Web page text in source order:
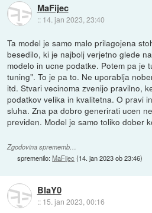
MaFijec
:: 14. jan 2023, 23:40
Ta model je samo malo prilagojena
besedilo, ki je najbolj verjetno glede
modelo in ucne podatke. Potem pa je
tuning". To je pa to. Ne uporablja
itd. Stvari vecinoma zvenijo pravilno,
podatkov velika in kvalitetna. O pravi
sluha. Zna pa dobro generirati ucen
previden. Model je samo toliko dober
Zgodovina sprememb…
spremenilo:MaFijec (14. jan 2023 ob 23:46)
BlaY0
:: 15. jan 2023, 00:16